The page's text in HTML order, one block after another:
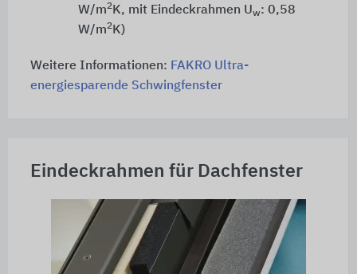
W/m2K, mit Eindeckrahmen Uw: 0,58
W/m2K)
Weitere Informationen: FAKRO Ultra-
energiesparende Schwingfenster
Eindeckrahmen für Dachfenster